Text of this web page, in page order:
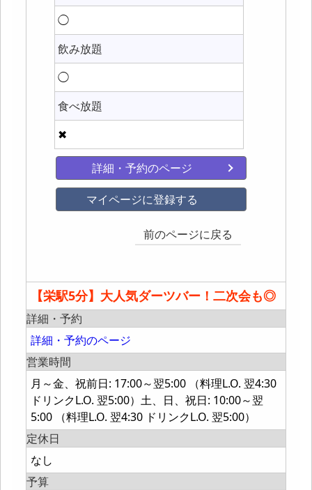
◯
飲み放題
◯
食べ放題
✖
詳細・予約のページ
マイページに登録する
前のページに戻る
【栄駅5分】大人気ダーツバー！二次会も◎
詳細・予約
詳細・予約のページ
営業時間
月～金、祝前日: 17:00～翌5:00 （料理L.O. 翌4:30
ドリンクL.O. 翌5:00）土、日、祝日: 10:00～翌
5:00 （料理L.O. 翌4:30 ドリンクL.O. 翌5:00）
定休日
なし
予算